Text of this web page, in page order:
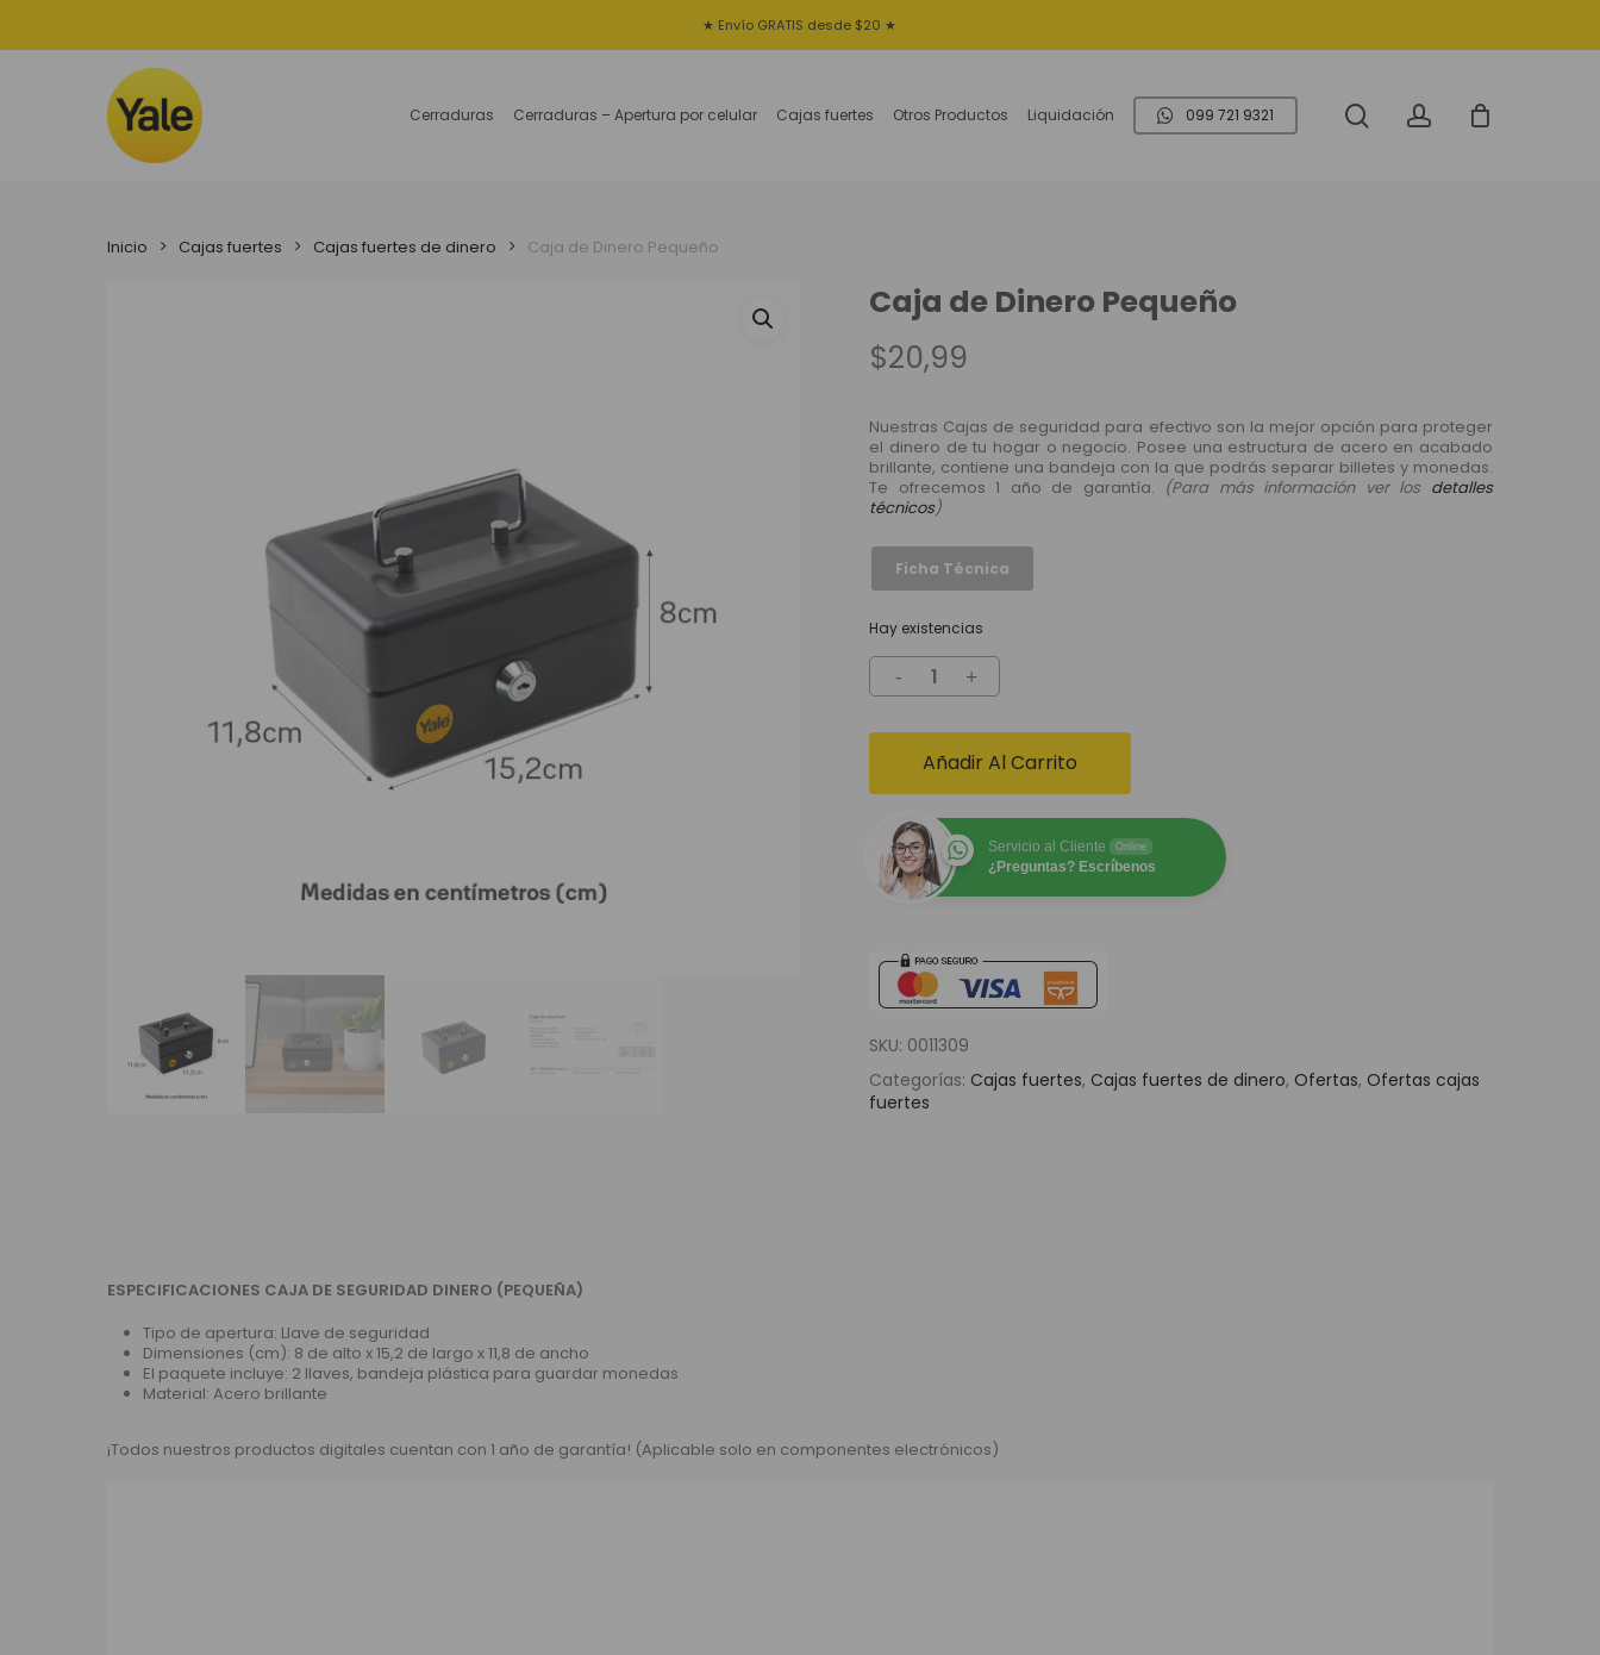
main
★ Envío GRATIS desde $20 ★
Cerraduras Cerraduras – Apertura por celular Cajas fuertes Otros Productos Liquidación 099 721 9321 searchaccount
Inicio Cajas fuertes Cajas fuertes de dinero Caja de Dinero Pequeño
Caja de Dinero Pequeño
$20,99
Nuestras Cajas de seguridad para efectivo son la mejor opción para proteger
el dinero de tu hogar o negocio. Posee una estructura de acero en acabado
brillante, contiene una bandeja con la que podrás separar billetes y monedas.
Te ofrecemos 1 año de garantía. (Para más información ver los detalles
técnicos)
Ficha Técnica
Hay existencias
Añadir Al Carrito
Servicio al Cliente Online
¿Preguntas? Escríbenos
SKU: 0011309
Categorías: Cajas fuertes, Cajas fuertes de dinero, Ofertas, Ofertas cajas
fuertes
ESPECIFICACIONES CAJA DE SEGURIDAD DINERO (PEQUEÑA)
Tipo de apertura: Llave de seguridad
Dimensiones (cm): 8 de alto x 15,2 de largo x 11,8 de ancho
El paquete incluye: 2 llaves, bandeja plástica para guardar monedas
Material: Acero brillante
¡Todos nuestros productos digitales cuentan con 1 año de garantía! (Aplicable solo en componentes electrónicos)